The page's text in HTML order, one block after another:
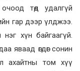
төд удалгүй
гар дээр үлджээ.
хүн байгаагүй.
яваад өгдөг сонин
ахайтны том хүү